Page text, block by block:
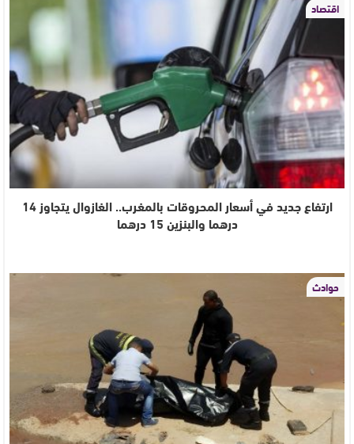
اقتصاد
ارتفاع جديد في أسعار المحروقات بالمغرب.. الغازوال يتجاوز 14
درهما والبنزين 15 درهما
حوادث